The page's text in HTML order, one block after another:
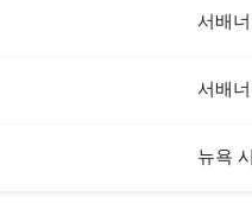
서배너
서배너
뉴욕 시